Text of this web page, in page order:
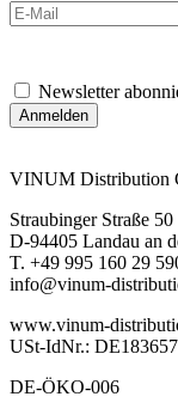
Newsletter
VINUM Distribution
Straubinger Straße 50
D-94405 Landau an
T. +49 995 160 29
info@vinum-
www.vinum-
USt-IdNr.:
DE-ÖKO-006